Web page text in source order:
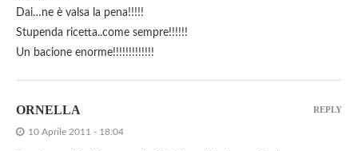
Dai…ne è valsa la pena!!!!!
Stupenda ricetta..come sempre!!!!!!
Un bacione enorme!!!!!!!!!!!!!
ORNELLA
10 Aprile 2011 - 18:04
REPLY